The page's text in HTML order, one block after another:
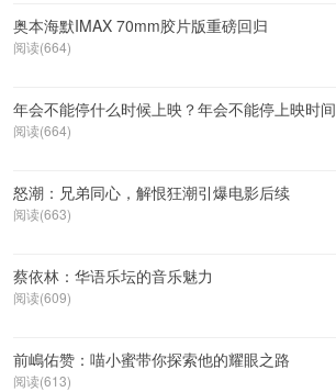
奥本海默IMAX 70mm胶片版重磅回归
阅读(664)
年会不能停什么时候上映？年会不能停上映时间
阅读(664)
怒潮：兄弟同心，解恨狂潮引爆电影后续
阅读(663)
蔡依林：华语乐坛的音乐魅力
阅读(609)
前嶋佑赞：喵小蜜带你探索他的耀眼之路
阅读(613)